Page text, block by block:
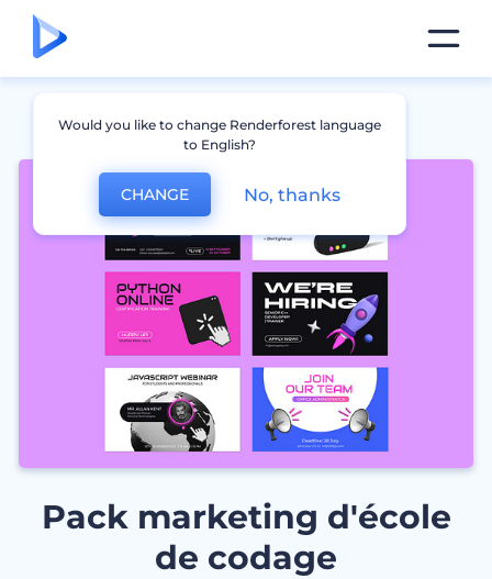
Pack marketing d'école
de codage
Would you like to change Renderforest language
to English?
CHANGE No, thanks